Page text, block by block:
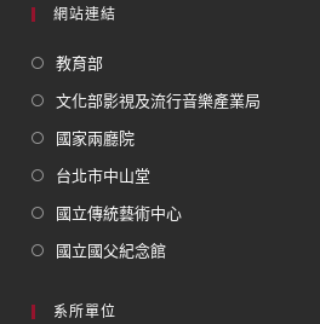
網站連結
教育部
文化部影視及流行音樂產業局
國家兩廳院
台北市中山堂
國立傳統藝術中心
國立國父紀念館
系所單位